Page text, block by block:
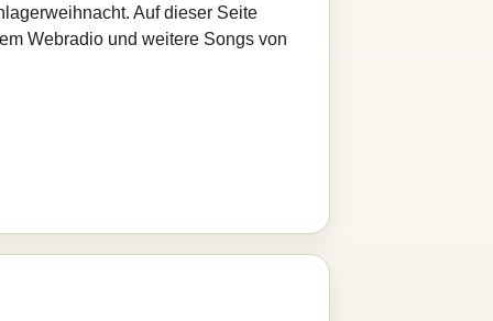
Auf dieser Seite
Webradio und weitere Songs von